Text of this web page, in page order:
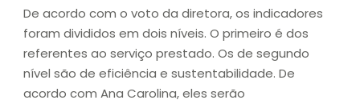
De acordo com o voto da diretora, os indicadores
foram divididos em dois níveis. O primeiro é dos
referentes ao serviço prestado. Os de segundo
nível são de eficiência e sustentabilidade. De
acordo com Ana Carolina, eles serão